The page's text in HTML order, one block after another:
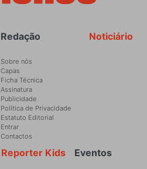
Noticiário
Redação
Sobre nós
Capas
Ficha Técnica
Assinatura
Publicidade
Política de Privacidade
Estatuto Editorial
Entrar
Contactos
Eventos
Reporter Kids